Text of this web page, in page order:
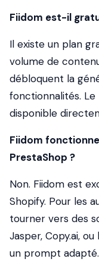
Fiidom est-il
Il existe un plan
volume de
débloquent la
fonctionnalités.
disponible
Fiidom
PrestaShop ?
Non. Fiidom est
Shopify. Pour les
tourner vers des
Jasper, Copy.ai,
un prompt adapté.